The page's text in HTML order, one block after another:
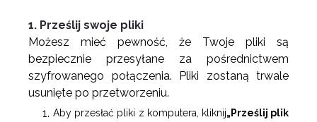
1. Prześlij swoje pliki
Możesz mieć pewność, że Twoje pliki są
bezpiecznie przesyłane za pośrednictwem
szyfrowanego połączenia. Pliki zostaną trwale
usunięte po przetworzeniu.
Aby przesłać pliki z komputera, kliknij„Prześlij plik